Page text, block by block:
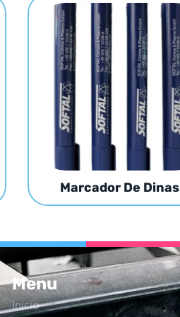
Marcador De Dinas
Menu
Inicio